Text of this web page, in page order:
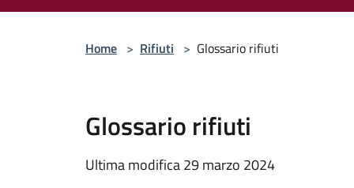
Home > Rifiuti > Glossario rifiuti
Glossario rifiuti
Ultima modifica 29 marzo 2024